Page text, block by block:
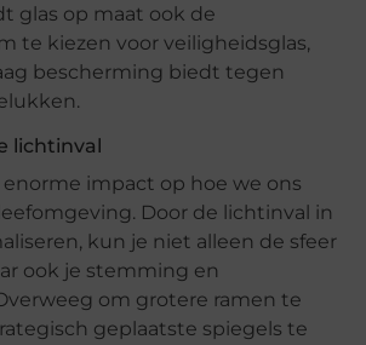
glas op maat ook de
te kiezen voor veiligheidsglas,
bescherming biedt tegen
lichtinval
impact op hoe we ons
Door de lichtinval in
kun je niet alleen de sfeer
ook je stemming en
om grotere ramen te
geplaatste spiegels te